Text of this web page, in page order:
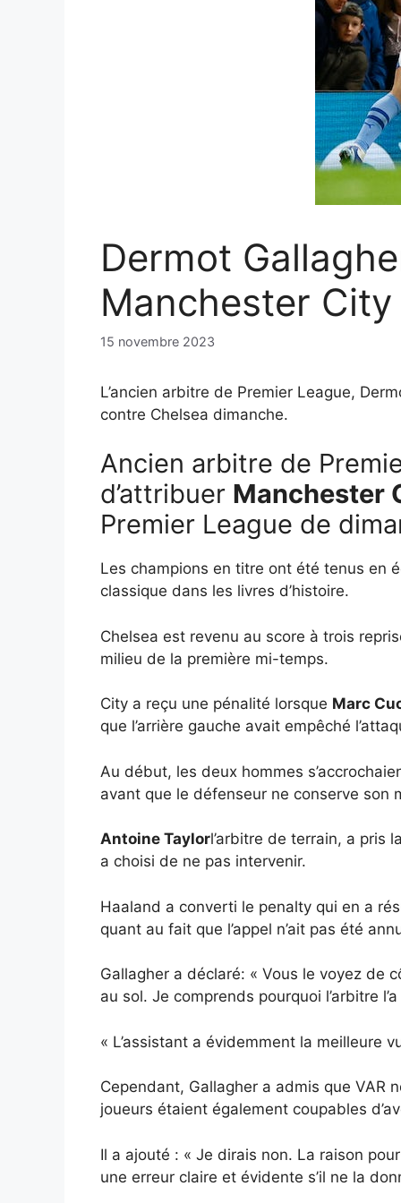
Dermot
Manchester
15 novembre 2023
L’ancien arbitre de Premier League,
contre Chelsea dimanche.
Ancien arbitre de
d’attribuer Manchester
Premier League de
Les champions en titre ont été tenus en
classique dans les livres d’histoire.
Chelsea est revenu au score à trois
milieu de la première mi-temps.
City a reçu une pénalité lorsque Marc
que l’arrière gauche avait empêché
Au début, les deux hommes
avant que le défenseur ne conserve son
Antoine Taylorl’arbitre de terrain, a pris
a choisi de ne pas intervenir.
Haaland a converti le penalty qui en a
quant au fait que l’appel n’ait pas été
Gallagher a déclaré: « Vous le voyez de
au sol. Je comprends pourquoi l’arbitre
« L’assistant a évidemment la meilleure
Cependant, Gallagher a admis que VAR
joueurs étaient également coupables
Il a ajouté : « Je dirais non. La raison
une erreur claire et évidente s’il ne la